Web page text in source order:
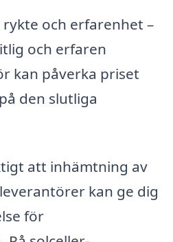
och erfarenhet –
och erfaren
kan påverka priset
den slutliga
att inhämtning av
kan ge dig
för